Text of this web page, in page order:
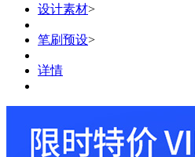
设计素材>
笔刷预设>
详情